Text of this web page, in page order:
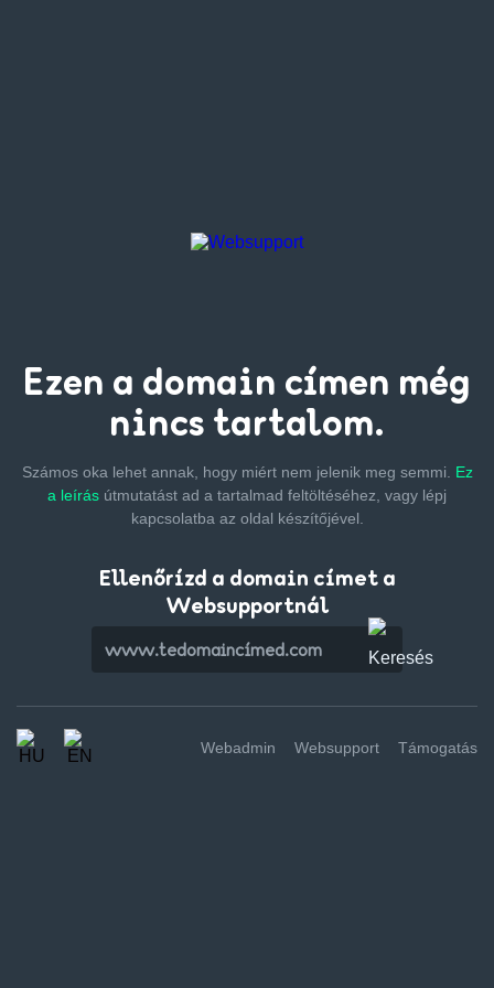
Ezen a domain címen még
nincs tartalom.
Számos oka lehet annak, hogy miért nem jelenik meg semmi. Ez
a leírás útmutatást ad a tartalmad feltöltéséhez, vagy lépj
kapcsolatba az oldal készítőjével.
Ellenőrízd a domain címet a
Websupportnál
Webadmin Websupport Támogatás